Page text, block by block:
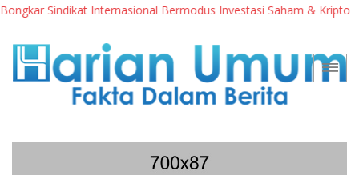
Sindikat Internasional Bermodus Investasi Saham & Kripto